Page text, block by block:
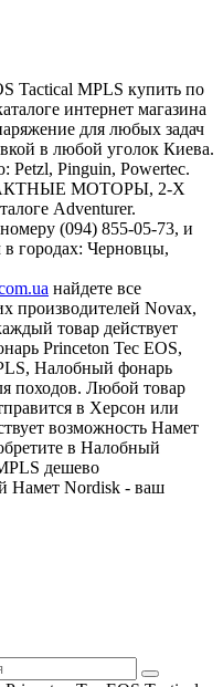
Tactical MPLS купить по
интернет магазина
для любых задач
в любой уголок Киева.
Pinguin, Powertec.
МОТОРЫ, 2-Х
Adventurer.
(094) 855-05-73, и
городах: Черновцы,
найдете все
производителей Novax,
товар действует
Princeton Tec EOS,
Налобный фонарь
походов. Любой товар
в Херсон или
возможность Намет
в Налобный
дешево
Намет Nordisk - ваш